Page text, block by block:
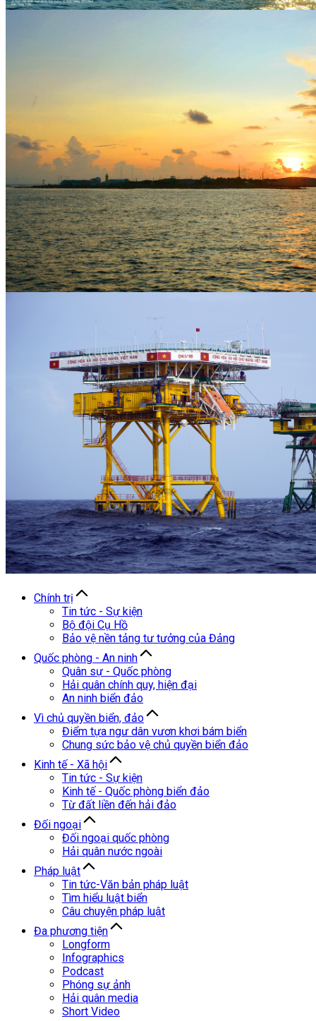
Chính trị
Tin tức - Sự kiện
Bộ đội Cụ Hồ
Bảo vệ nền tảng tư tưởng của Đảng
Quốc phòng - An ninh
Quân sự - Quốc phòng
Hải quân chính quy, hiện đại
An ninh biển đảo
Vì chủ quyền biển, đảo
Điểm tựa ngư dân vươn khơi bám biển
Chung sức bảo vệ chủ quyền biển đảo
Kinh tế - Xã hội
Tin tức - Sự kiện
Kinh tế - Quốc phòng biển đảo
Từ đất liền đến hải đảo
Đối ngoại
Đối ngoại quốc phòng
Hải quân nước ngoài
Pháp luật
Tin tức-Văn bản pháp luật
Tìm hiểu luật biển
Câu chuyện pháp luật
Đa phương tiện
Longform
Infographics
Podcast
Phóng sự ảnh
Hải quân media
Short Video